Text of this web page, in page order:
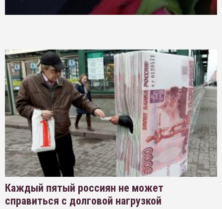
Каждый пятый россиян не может
справиться с долговой нагрузкой